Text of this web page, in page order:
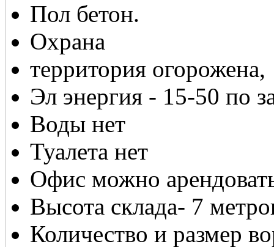
Пол бетон.
Охрана
территория огорожена,
Эл энергия - 15-50 по
Воды нет
Туалета нет
Офис можно
Высота склада- 7
Количество и размер